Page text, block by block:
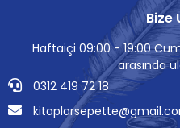
Bize
Haftaiçi 09:00 - 19:00
arasında
0312 419 72 18